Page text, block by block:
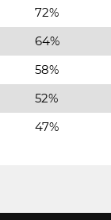
72%
64%
58%
52%
47%